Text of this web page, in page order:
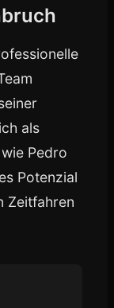
als
Pedro
Potenzial
Zeitfahren